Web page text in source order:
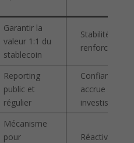
Garantir la
valeur 1:1 du
stablecoin
Stabilité
renforcée
Reporting
public et
régulier
Confiance
accrue des
investisseurs
Mécanisme
pour
Réactivité en